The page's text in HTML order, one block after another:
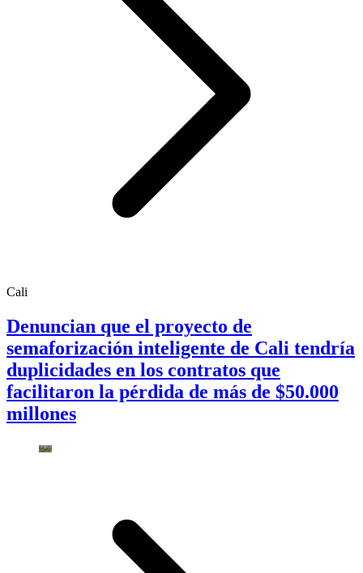
Cali
Denuncian que el proyecto de
semaforización inteligente de Cali tendría
duplicidades en los contratos que
facilitaron la pérdida de más de $50.000
millones